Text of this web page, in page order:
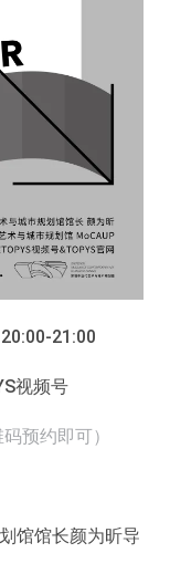
21:00
视频号
预约即可）
馆馆长颜为昕导